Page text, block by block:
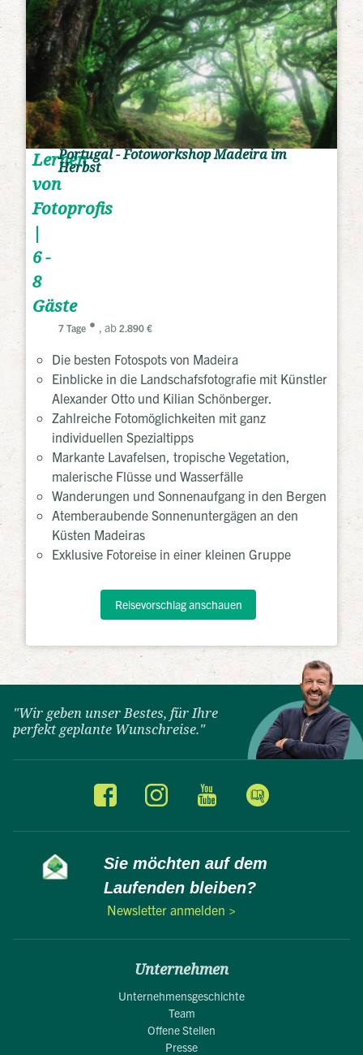
Lernen
von
Fotoprofis
|
6 -
8
Gäste
Portugal - Fotoworkshop Madeira im
Herbst
7 Tage , ab 2.890 €
Die besten Fotospots von Madeira
Einblicke in die Landschafsfotografie mit Künstler
Alexander Otto und Kilian Schönberger.
Zahlreiche Fotomöglichkeiten mit ganz
individuellen Spezialtipps
Markante Lavafelsen, tropische Vegetation,
malerische Flüsse und Wasserfälle
Wanderungen und Sonnenaufgang in den Bergen
Atemberaubende Sonnenuntergägen an den
Küsten Madeiras
Exklusive Fotoreise in einer kleinen Gruppe
Reisevorschlag anschauen
"Wir geben unser Bestes, für Ihre
perfekt geplante Wunschreise."
Sie möchten auf dem
Laufenden bleiben?
Newsletter anmelden >
Unternehmen
Unternehmensgeschichte
Team
Offene Stellen
Presse